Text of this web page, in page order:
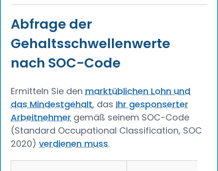
Abfrage der
Gehaltsschwellenwerte
nach SOC-Code
Ermitteln Sie den marktüblichen Lohn und
das Mindestgehalt, das Ihr gesponserter
Arbeitnehmer gemäß seinem SOC-Code
(Standard Occupational Classification, SOC
2020)verdienen muss.